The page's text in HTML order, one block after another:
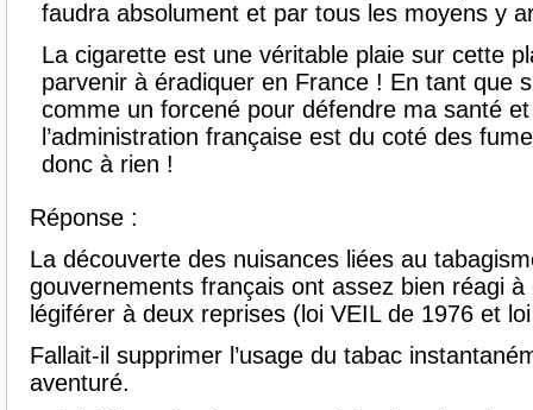
faudra absolument et par tous les moyens y
La cigarette est une véritable plaie sur cette
parvenir à éradiquer en France ! En tant que
comme un forcené pour défendre ma santé et
l’administration française est du coté des
donc à rien !
Réponse :
La découverte des nuisances liées au
gouvernements français ont assez bien réagi
légiférer à deux reprises (loi VEIL de 1976 et
Fallait-il supprimer l’usage du tabac
aventuré.